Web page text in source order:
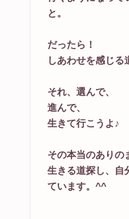
と。
だったら！
しあわせを感じる
それ、選んで、
進んで、
生きて行こうよ♪
その本当のありの
生きる道探し、
ています。^^